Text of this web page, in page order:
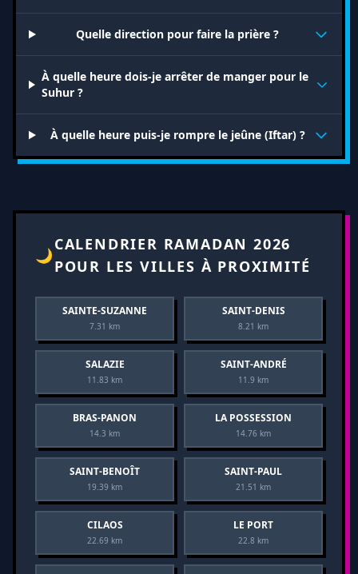
Quelle direction pour faire la prière ?
À quelle heure dois-je arrêter de manger pour le
Suhur ?
À quelle heure puis-je rompre le jeûne (Iftar) ?
🌙
CALENDRIER RAMADAN 2026
POUR LES VILLES À PROXIMITÉ
SAINTE-SUZANNE
7.31 km
SAINT-DENIS
8.21 km
SALAZIE
11.83 km
SAINT-ANDRÉ
11.9 km
BRAS-PANON
14.3 km
LA POSSESSION
14.76 km
SAINT-BENOÎT
19.39 km
SAINT-PAUL
21.51 km
CILAOS
22.69 km
LE PORT
22.8 km